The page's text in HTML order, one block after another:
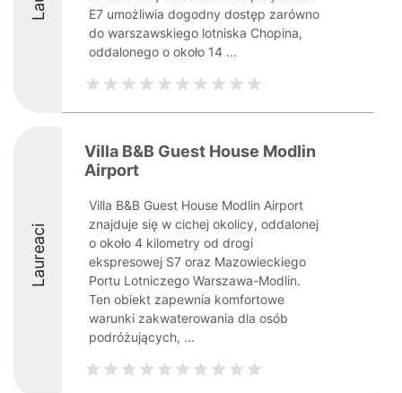
E7 umożliwia dogodny dostęp zarówno
do warszawskiego lotniska Chopina,
oddalonego o około 14 ...
Laureaci
Villa B&B Guest House Modlin
Airport
Villa B&B Guest House Modlin Airport
znajduje się w cichej okolicy, oddalonej
o około 4 kilometry od drogi
ekspresowej S7 oraz Mazowieckiego
Portu Lotniczego Warszawa-Modlin.
Ten obiekt zapewnia komfortowe
warunki zakwaterowania dla osób
podróżujących, ...